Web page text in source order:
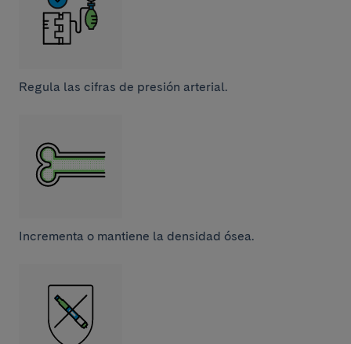
Regula las cifras de presión arterial.
Incrementa o mantiene la densidad ósea.